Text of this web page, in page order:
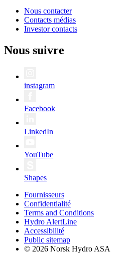
Nous contacter
Contacts médias
Investor contacts
Nous suivre
instagram
Facebook
LinkedIn
YouTube
Shapes
Fournisseurs
Confidentialité
Terms and Conditions
Hydro AlertLine
Accessibilité
Public sitemap
© 2026 Norsk Hydro ASA